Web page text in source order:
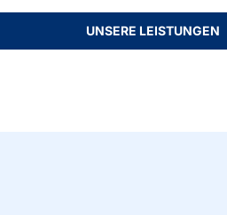
UNSERE LEISTUNGEN